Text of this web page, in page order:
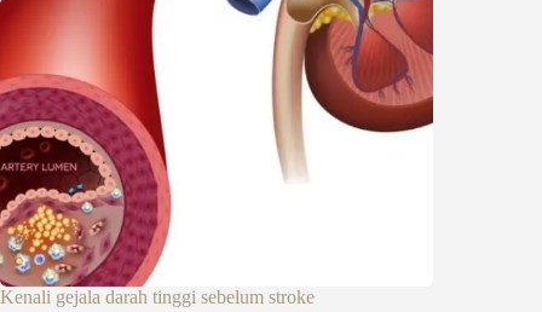
Kenali gejala darah tinggi sebelum stroke